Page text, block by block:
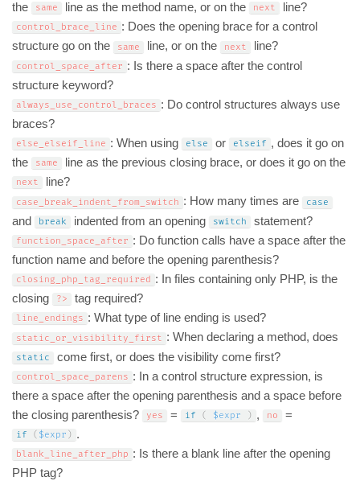
the
same line as the method name, or on the next line?
control_brace_line : Does the opening brace for a control
structure go on the
same line, or on the next line?
control_space_after : Is there a space after the control
structure keyword?
always_use_control_braces : Do control structures always use
braces?
else_elseif_line : When using else or elseif , does it go on
the
same line as the previous closing brace, or does it go on the
next line?
case_break_indent_from_switch : How many times are case
and break indented from an opening switch statement?
function_space_after : Do function calls have a space after the
function name and before the opening parenthesis?
closing_php_tag_required
: In files containing only PHP, is the
closing
?> tag required?
line_endings : What type of line ending is used?
static_or_visibility_first : When declaring a method, does
static come first, or does the visibility come first?
control_space_parens : In a control structure expression, is
there a space after the opening parenthesis and a space before
the closing parenthesis?
yes = if ( $expr ) , no =
if ( $expr ) .
blank_line_after_php : Is there a blank line after the opening
PHP tag?